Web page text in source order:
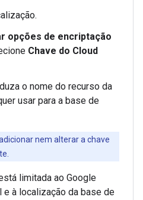
opções de encriptação
Chave do Cloud
o nome do recurso da
usar para a base de
nem alterar a chave
limitada ao Google
e à localização da base de